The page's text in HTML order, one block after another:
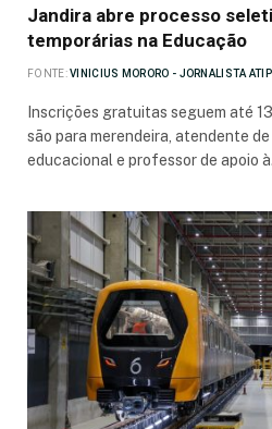
Jandira abre processo
temporárias na Educação
FONTE: VINICIUS MORORO - JORNALISTA
Inscrições gratuitas seguem até
são para merendeira, atendente
educacional e professor de apoio